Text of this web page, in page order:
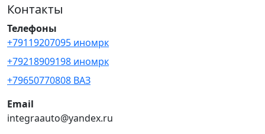
Контакты
Телефоны
+79119207095 иномрк
+79218909198 иномрк
+79650770808 ВАЗ
Email
integraauto@yandex.ru